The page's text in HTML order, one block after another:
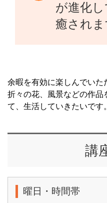
が進化
癒されま
余暇を有効に楽しんでい
折々の花、風景などの作品
て、生活していきたいです。
講
曜日・時間帯